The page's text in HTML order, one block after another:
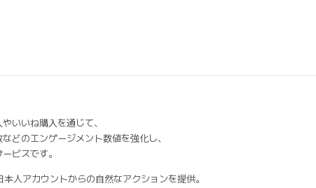
いいね購入を通じて、
どのエンゲージメント数値を強化し、
ビスです。
人アカウントからの自然なアクションを提供。